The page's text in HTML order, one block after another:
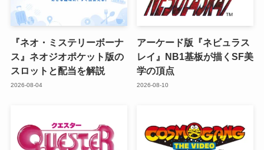
『ネオ・ミステリーボーナ
ス』ネオジオポケット版の
スロットと配当を解説
2026-08-04
アーケード版『ネビュラス
レイ』NB1基板が描くSF美
学の頂点
2026-08-10